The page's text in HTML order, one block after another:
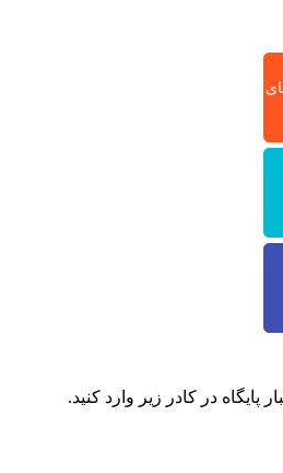
در کادر زیر وارد کنید.